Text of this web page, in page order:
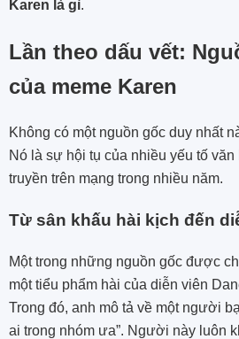
Karen là gì.
Lần theo dấu vết:
của meme Karen
Không có một nguồn gốc duy nhất
Nó là sự hội tụ của nhiều yếu tố
truyền trên mạng trong nhiều năm.
Từ sân khấu hài kịch đến
Một trong những nguồn gốc được
một tiểu phẩm hài của diễn viên
Trong đó, anh mô tả về một người
ai trong nhóm ưa”. Người này luôn